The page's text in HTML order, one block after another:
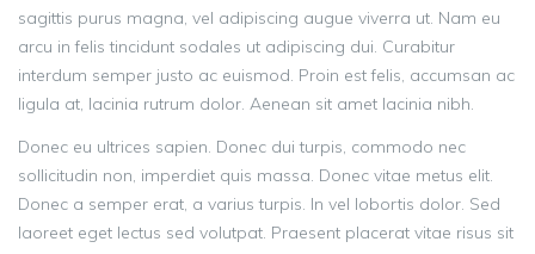
sagittis purus magna, vel adipiscing augue viverra ut. Nam eu
arcu in felis tincidunt sodales ut adipiscing dui. Curabitur
interdum semper justo ac euismod. Proin est felis, accumsan ac
ligula at, lacinia rutrum dolor. Aenean sit amet lacinia nibh.
Donec eu ultrices sapien. Donec dui turpis, commodo nec
sollicitudin non, imperdiet quis massa. Donec vitae metus elit.
Donec a semper erat, a varius turpis. In vel lobortis dolor. Sed
laoreet eget lectus sed volutpat. Praesent placerat vitae risus sit